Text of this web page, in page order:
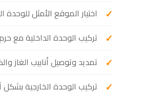
اختيار الموقع الأمثل للوحدة
تركيب الوحدة الداخلية مع
تمديد وتوصيل أنابيب الغاز
تركيب الوحدة الخارجية